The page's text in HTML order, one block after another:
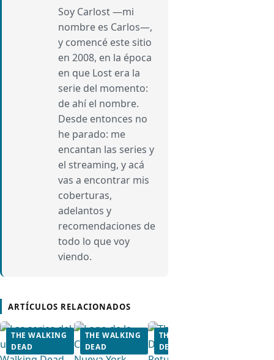
Soy Carlost —mi
nombre es Carlos—,
y comencé este sitio
en 2008, en la época
en que Lost era la
serie del momento:
de ahí el nombre.
Desde entonces no
he parado: me
encantan las series y
el streaming, y acá
vas a encontrar mis
coberturas,
adelantos y
recomendaciones de
todo lo que voy
viendo.
ARTÍCULOS RELACIONADOS
THE WALKING
DEAD
THE WALKING
DEAD
THE WALKING
DEAD